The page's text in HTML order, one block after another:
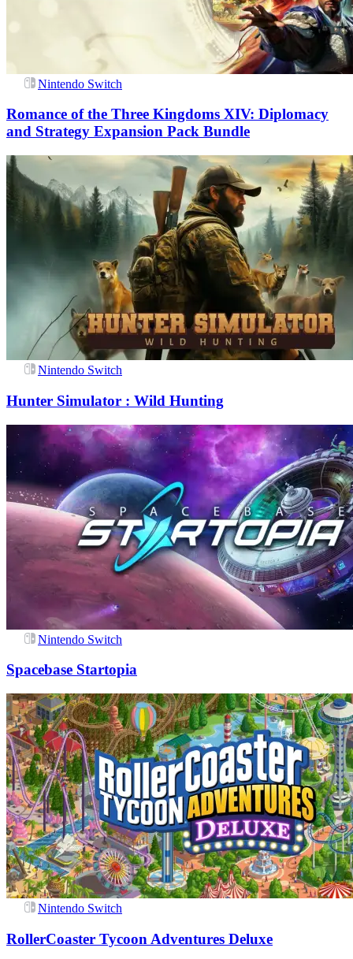
Nintendo Switch
Romance of the Three Kingdoms XIV: Diplomacy
and Strategy Expansion Pack Bundle
Nintendo Switch
Hunter Simulator : Wild Hunting
Nintendo Switch
Spacebase Startopia
Nintendo Switch
RollerCoaster Tycoon Adventures Deluxe